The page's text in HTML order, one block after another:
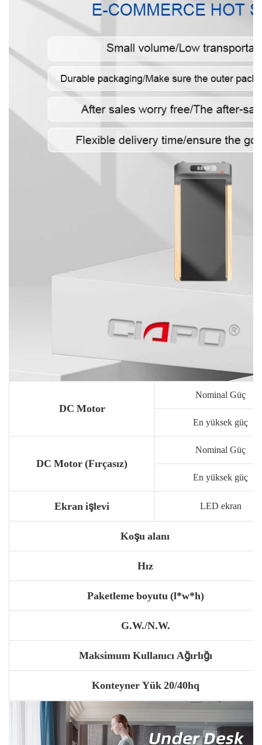
DC Motor
Nominal Güç
En yüksek güç
DC Motor (Fırçasız)
Nominal Güç
En yüksek güç
Ekran işlevi LED ekran
Koşu alanı
Hız
Paketleme boyutu (l*w*h)
G.W./N.W.
Maksimum Kullanıcı Ağırlığı
KonteynerYük 20/40hq